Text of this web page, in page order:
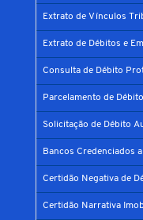
Extrato de Vínculos
Extrato de Débitos e
Consulta de Débito
Parcelamento de
Solicitação de Débito
Bancos Credenciados
Certidão Negativa de
Certidão Narrativa